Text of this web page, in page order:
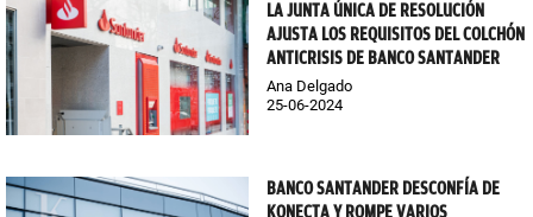
LA JUNTA ÚNICA DE RESOLUCIÓN
AJUSTA LOS REQUISITOS DEL COLCHÓN
ANTICRISIS DE BANCO SANTANDER
Ana Delgado
25-06-2024
BANCO SANTANDER DESCONFÍA DE
KONECTA Y ROMPE VARIOS